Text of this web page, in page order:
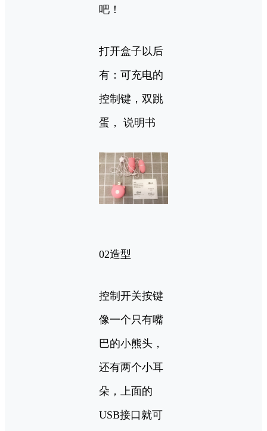
吧！
打开盒子以后
有：可充电的
控制键，双跳
蛋， 说明书
02造型
控制开关按键
像一个只有嘴
巴的小熊头，
还有两个小耳
朵，上面的
USB接口就可